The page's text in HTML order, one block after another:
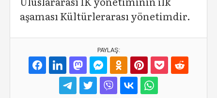
aşaması Kültürlerarası yönetimdir.
PAYLAŞ: